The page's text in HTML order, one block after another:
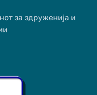
за здруженија и